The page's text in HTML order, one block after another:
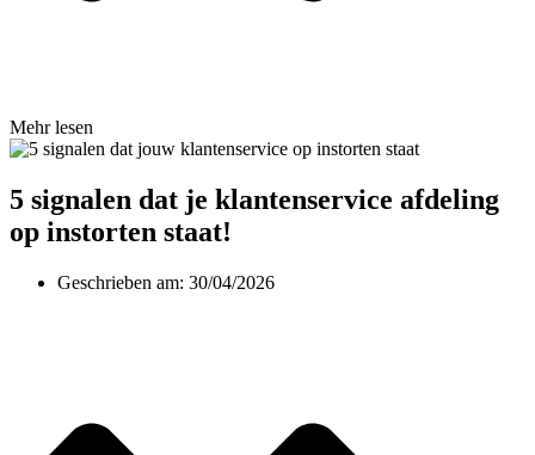
Mehr lesen
5 signalen dat je klantenservice afdeling
op instorten staat!
Geschrieben am: 30/04/2026